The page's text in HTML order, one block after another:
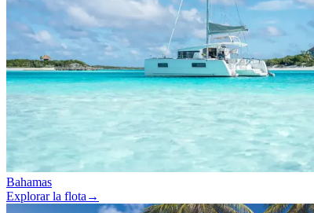
Bahamas
Explorar la flota →